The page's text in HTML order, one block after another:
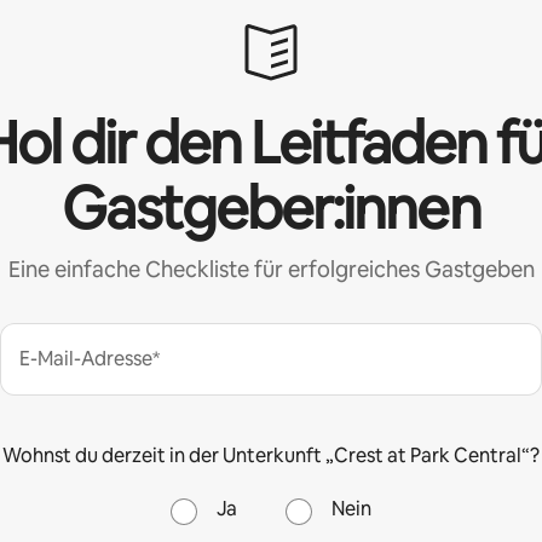
dir den Leitfaden
Gastgeber:innen
Eine einfache Checkliste für erfolgreiches Gastgeben
E-Mail-Adresse*
Wohnst du derzeit in der Unterkunft „Crest at Park Central“?
Ja Nein